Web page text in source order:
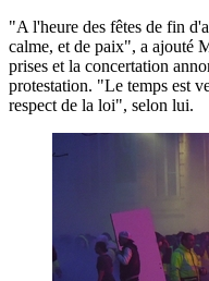
"A l'heure des fêtes de fin
calme, et de paix", a ajouté
prises et la concertation
protestation. "Le temps est
respect de la loi", selon lui.